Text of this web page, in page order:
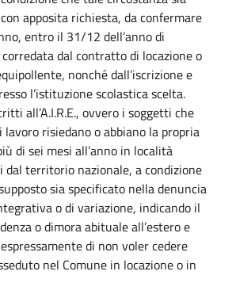
apposita richiesta, da confermare
entro il 31/12 dell’anno di
dal contratto di locazione o
nonché dall’iscrizione e
l’istituzione scolastica scelta.
all’A.I.R.E., ovvero i soggetti che
risiedano o abbiano la propria
di sei mesi all’anno in località
dal territorio nazionale, a condizione
sia specificato nella denuncia
o di variazione, indicando il
o dimora abituale all’estero e
di non voler cedere
nel Comune in locazione o in